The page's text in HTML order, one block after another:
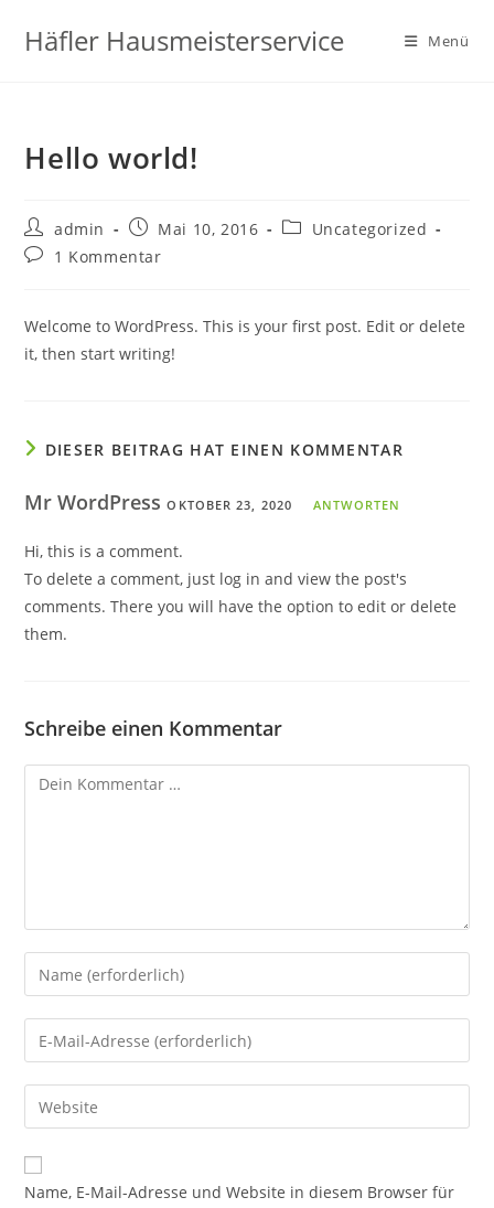
InhaltHäfler Hausmeisterservice Menü
Hello world!
Beitrags-
Autor:
admin
Beitrag
veröffentlicht:
Mai 10, 2016
Beitrags-
Uncategorized
Beitrags-
1 Kommentar
Welcome to WordPress. This is your first post. Edit or delete
it, then start writing!
DIESER BEITRAG HAT EINEN KOMMENTAR
Mr WordPress OKTOBER 23, 2020 ANTWORTEN
Hi, this is a comment.
To delete a comment, just log in and view the post's
comments. There you will have the option to edit or delete
them.
Schreibe einen Kommentar
Kommentar
Gib
deinen
Namen
oder
zum
Kommentieren
ein
Gib
deine
E-
Mail-
zum
Kommentieren
Gib
deine
Website-
URL
Name, E-Mail-Adresse und Website in diesem Browser für